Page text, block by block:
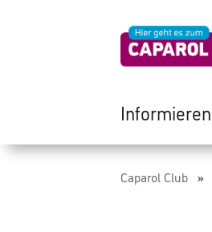
Informieren
Caparol Club